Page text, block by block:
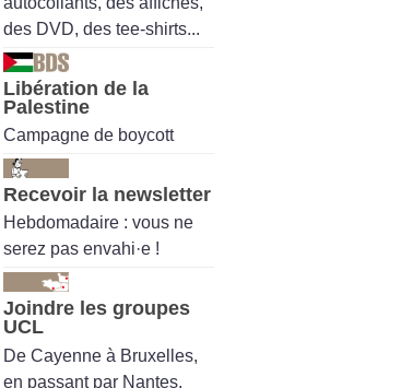
des DVD, des tee-shirts...
Libération de la
Palestine
Campagne de boycott
Recevoir la newsletter
Hebdomadaire : vous ne
serez pas envahi·e !
Joindre les groupes
UCL
De Cayenne à Bruxelles,
en passant par Nantes,